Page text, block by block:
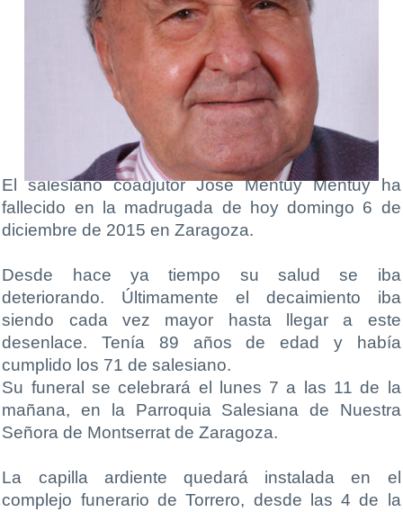
El salesiano coadjutor José Mentuy Mentuy ha
fallecido en la madrugada de hoy domingo 6 de
diciembre de 2015 en Zaragoza.
Desde hace ya tiempo su salud se iba
deteriorando. Últimamente el decaimiento iba
siendo cada vez mayor hasta llegar a este
desenlace. Tenía 89 años de edad y había
cumplido los 71 de salesiano.
Su funeral se celebrará el lunes 7 a las 11 de la
mañana, en la Parroquia Salesiana de Nuestra
Señora de Montserrat de Zaragoza.
La capilla ardiente quedará instalada en el
complejo funerario de Torrero, desde las 4 de la